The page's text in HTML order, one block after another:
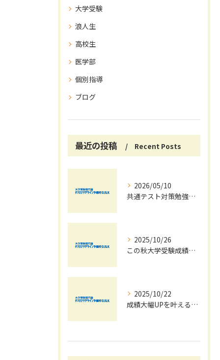
大学受験
浪人生
高校生
医学部
個別指導
ブログ
最近の投稿 Recent Posts
2026/05/10
共通テスト対策勉強は早めに始めましょう！
2025/10/26
この秋大学受験成績大幅UPの秘訣
2025/10/22
成績大幅UPを叶える秋の効率学習法